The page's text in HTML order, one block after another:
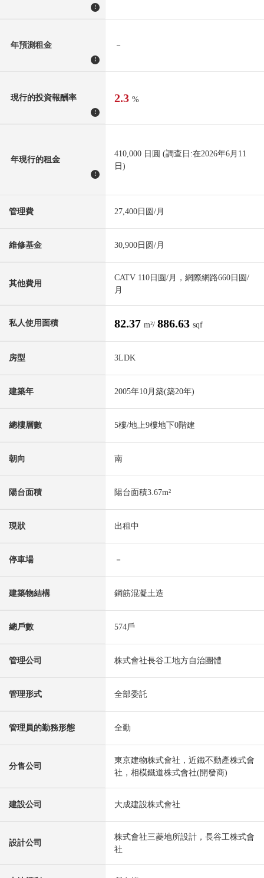
!
年預測租金
!
－
現行的投資報酬率
!
2.3 %
年現行的租金
!
410,000 日圓 (調查日:在2026年6月11
日)
管理費 27,400日圆/月
維修基金 30,900日圆/月
其他費用
CATV 110日圆/月，網際網路660日圆/
月
私人使用面積 82.37 m²/ 886.63 sqf
房型 3LDK
建築年 2005年10月築(築20年)
總樓層數 5樓/地上9樓地下0階建
朝向 南
陽台面積 陽台面積3.67m²
現狀 出租中
停車場 －
建築物結構 鋼筋混凝土造
總戶數 574戶
管理公司 株式會社長谷工地方自治團體
管理形式 全部委託
管理員的勤務形態 全勤
分售公司
東京建物株式會社，近鐵不動產株式會
社，相模鐵道株式會社(開發商)
建設公司 大成建設株式會社
設計公司
株式會社三菱地所設計，長谷工株式會
社